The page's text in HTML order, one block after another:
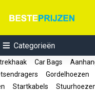
Categorieën
Car Bags
Gordelhoezen
Startkabels